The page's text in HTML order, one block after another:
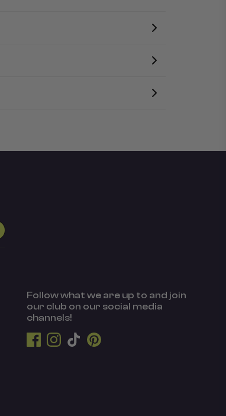
Follow what we are up to and join
our club on our social media
channels!